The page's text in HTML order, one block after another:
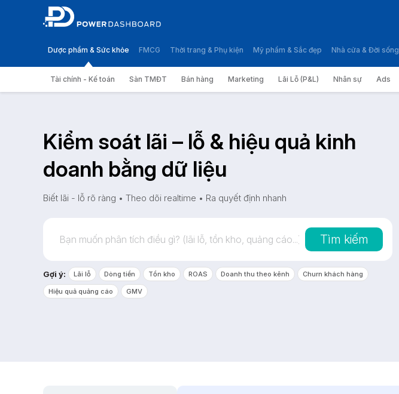
Dược phẩm & Sức khỏe
Tài chính - Kế toán Sàn TMĐT Bán hàng Marketing Lãi Lỗ (P&L) Nhân sự Ads
FMCG Thời trang & Phụ kiện Mỹ phẩm & Sắc đẹp Nhà cửa & Đời sống
Kiểm soát lãi – lỗ & hiệu quả kinh
doanh bằng dữ liệu
Biết lãi - lỗ rõ ràng • Theo dõi realtime • Ra quyết định nhanh
Tìm kiếm
Gợi ý: Lãi lỗ Dòng tiền Tồn kho ROAS Doanh thu theo kênh Churn khách hàng
Hiệu quả quảng cáo GMV